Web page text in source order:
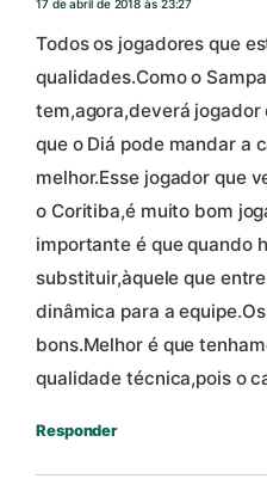
17 de abril de 2018 às 23:27
Todos os jogadores que
qualidades.Como o
tem,agora,deverá
que o Diá pode mandar a
melhor.Esse jogador que
o Coritiba,é muito bom
importante é que quando
substituir,àquele que
dinâmica para a
bons.Melhor é que
qualidade técnica,pois o
Responder